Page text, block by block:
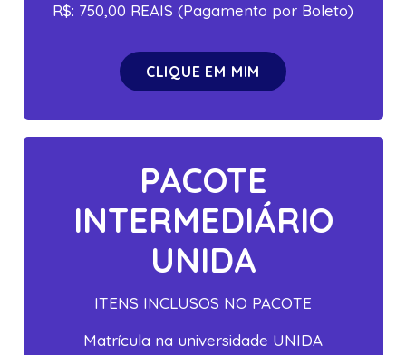
R$: 750,00 REAIS (Pagamento por Boleto)
CLIQUE EM MIM
PACOTE
INTERMEDIÁRIO
UNIDA
ITENS INCLUSOS NO PACOTE
Matrícula na universidade UNIDA